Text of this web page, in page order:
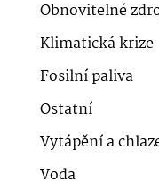
Obnovitelné
Klimatická krize
Fosilní paliva
Ostatní
Vytápění a
Voda